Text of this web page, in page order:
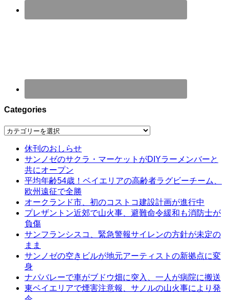
Categories
Categories
休刊のおしらせ
サンノゼのサクラ・マーケットがDIYラーメンバーと
共にオープン
平均年齢54歳！ベイエリアの高齢者ラグビーチーム、
欧州遠征で全勝
オークランド市、初のコストコ建設計画が進行中
プレザントン近郊で山火事、避難命令緩和も消防士が
負傷
サンフランシスコ、緊急警報サイレンの方針が未定の
まま
サンノゼの空きビルが地元アーティストの新拠点に変
身
ナパバレーで車がブドウ畑に突入、一人が病院に搬送
東ベイエリアで煙害注意報、サノルの山火事により発